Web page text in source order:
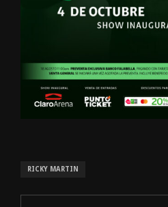
RICKY MARTIN